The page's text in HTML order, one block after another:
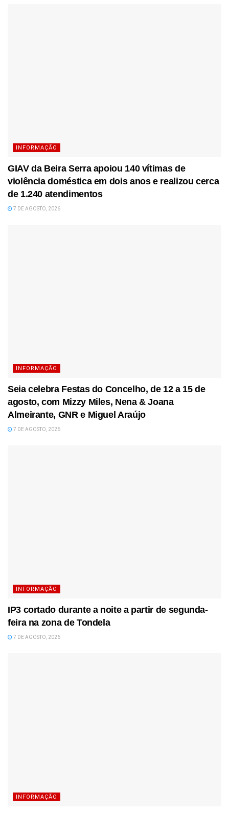
INFORMAÇÃO
GIAV da Beira Serra apoiou 140 vítimas de
violência doméstica em dois anos e realizou cerca
de 1.240 atendimentos
7 DE AGOSTO, 2026
INFORMAÇÃO
Seia celebra Festas do Concelho, de 12 a 15 de
agosto, com Mizzy Miles, Nena & Joana
Almeirante, GNR e Miguel Araújo
7 DE AGOSTO, 2026
INFORMAÇÃO
IP3 cortado durante a noite a partir de segunda-
feira na zona de Tondela
7 DE AGOSTO, 2026
INFORMAÇÃO